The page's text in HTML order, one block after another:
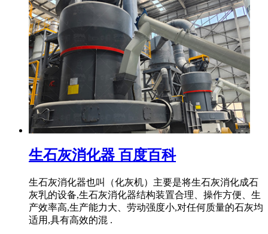
生石灰消化器 百度百科
生石灰消化器也叫（化灰机）主要是将生石灰消化成石
灰乳的设备,生石灰消化器结构装置合理、操作方便、生
产效率高,生产能力大、劳动强度小,对任何质量的石灰均
适用,具有高效的混 .